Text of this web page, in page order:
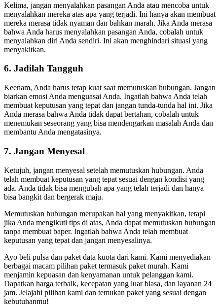
Kelima, jangan menyalahkan pasangan Anda atau mencoba untuk
menyalahkan mereka atas apa yang terjadi. Ini hanya akan membuat
mereka merasa tidak nyaman dan bahkan marah. Jika Anda merasa
bahwa Anda harus menyalahkan pasangan Anda, cobalah untuk
menyalahkan diri Anda sendiri. Ini akan menghindari situasi yang
menyakitkan.
6. Jadilah Tangguh
Keenam, Anda harus tetap kuat saat memutuskan hubungan. Jangan
biarkan emosi Anda menguasai Anda. Ingatlah bahwa Anda telah
membuat keputusan yang tepat dan jangan tunda-tunda hal ini. Jika
Anda merasa bahwa Anda tidak dapat bertahan, cobalah untuk
menemukan seseorang yang bisa mendengarkan masalah Anda dan
membantu Anda mengatasinya.
7. Jangan Menyesal
Ketujuh, jangan menyesal setelah memutuskan hubungan. Anda
telah membuat keputusan yang tepat sesuai dengan kondisi yang
ada. Anda tidak bisa mengubah apa yang telah terjadi dan hanya
bisa bangkit dan bergerak maju.
Memutuskan hubungan merupakan hal yang menyakitkan, tetapi
jika Anda mengikuti tips di atas, Anda dapat memutuskan hubungan
tanpa membuat baper. Ingatlah bahwa Anda telah membuat
keputusan yang tepat dan jangan menyesalinya.
Ayo beli pulsa dan paket data kuota dari kami. Kami menyediakan
berbagai macam pilihan paket termasuk paket murah. Kami
menjamin kepuasan dan kenyamanan untuk pelanggan kami.
Dapatkan harga terbaik, kecepatan yang luar biasa, dan layanan 24
jam. Jelajahi pilihan kami dan temukan paket yang sesuai dengan
kebutuhanmu!